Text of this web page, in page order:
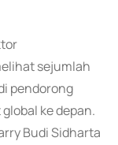
sejumlah
pendorong
ke depan.
Budi Sidharta